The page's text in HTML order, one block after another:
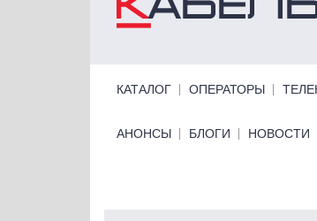
КАТАЛОГ ОПЕРАТОРЫ
Primary links bottom
АНОНСЫ БЛОГИ НОВОСТИ